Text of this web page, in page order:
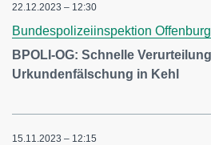
22.12.2023 – 12:30
Bundespolizeiinspektion Offenburg
BPOLI-OG: Schnelle
Urkundenfälschung in Kehl
15.11.2023 – 12:15